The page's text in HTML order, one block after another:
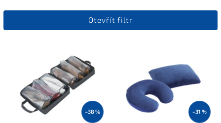
Nejlevnější
Otevřít filtr
–38 % –31 %